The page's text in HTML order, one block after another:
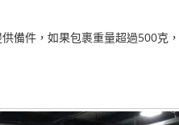
備件，如果包裹重量超過500克